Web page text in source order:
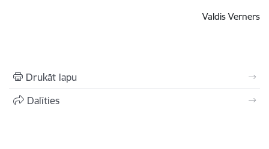
Valdis Verners
Drukāt lapu
Dalīties